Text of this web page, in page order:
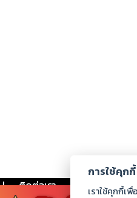
| ติดต่อเรา ร่วมงานกับเ
การใช้คุกกี้
เราใช้คุกกี้เ